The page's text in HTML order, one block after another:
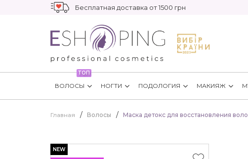
Бесплатная доставка от 1500 грн
ТОП
ВОЛОСЫ НОГТИ ПОДОЛОГИЯ МАКИЯЖ
Главная Волосы Маска детокс для восстановления
NEW